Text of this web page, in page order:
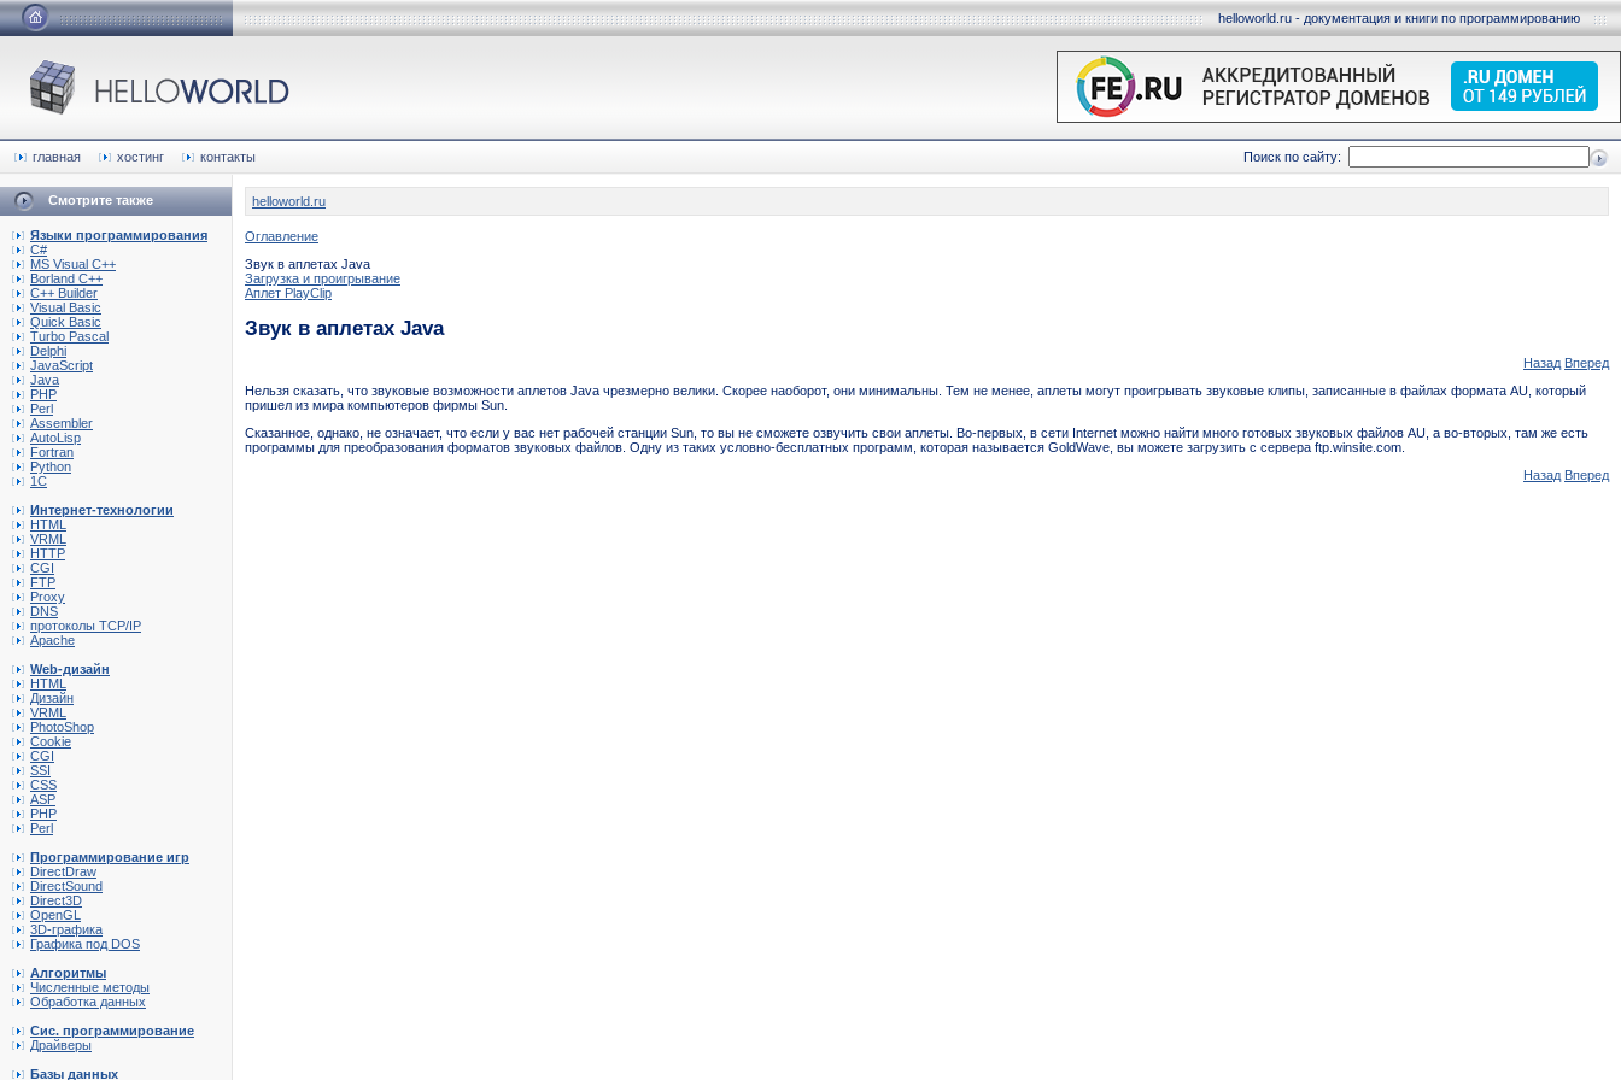
helloworld.ru - документация и книги по программированию
главная хостинг контакты Поиск по сайту:
Смотрите также
Языки программирования
C#
MS Visual C++
Borland C++
C++ Builder
Visual Basic
Quick Basic
Turbo Pascal
Delphi
JavaScript
Java
PHP
Perl
Assembler
AutoLisp
Fortran
Python
1C
Интернет-технологии
HTML
VRML
HTTP
CGI
FTP
Proxy
DNS
протоколы TCP/IP
Apache
Web-дизайн
HTML
Дизайн
VRML
PhotoShop
Cookie
CGI
SSI
CSS
ASP
PHP
Perl
Программирование игр
DirectDraw
DirectSound
Direct3D
OpenGL
3D-графика
Графика под DOS
Алгоритмы
Численные методы
Обработка данных
Сис. программирование
Драйверы
Базы данных
helloworld.ru
Оглавление
Звук в аплетах Java
Загрузка и проигрывание
Аплет PlayClip
Звук в аплетах Java
Назад Вперед
Нельзя сказать, что звуковые возможности аплетов Java чрезмерно велики. Скорее наоборот, они минимальны. Тем не менее, аплеты могут проигрывать звуковые клипы, записанные в файлах формата AU, который
пришел из мира компьютеров фирмы Sun.
Сказанное, однако, не означает, что если у вас нет рабочей станции Sun, то вы не сможете озвучить свои аплеты. Во-первых, в сети Internet можно найти много готовых звуковых файлов AU, а во-вторых, там же есть
программы для преобразования форматов звуковых файлов. Одну из таких условно-бесплатных программ, которая называется GoldWave, вы можете загрузить с сервера ftp.winsite.com.
Назад Вперед